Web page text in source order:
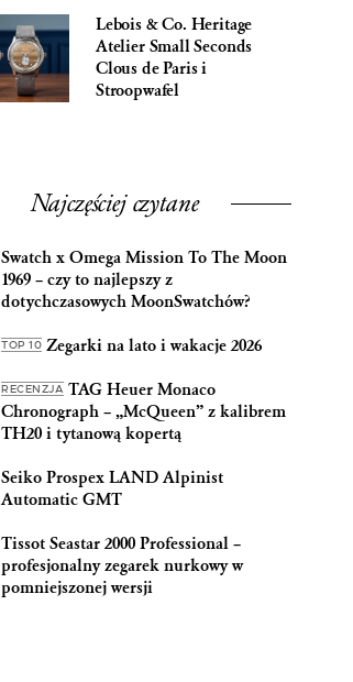
Lebois & Co. Heritage
Atelier Small Seconds
Clous de Paris i
Stroopwafel
Najczęściej czytane
Swatch x Omega Mission To The Moon
1969 – czy to najlepszy z
dotychczasowych MoonSwatchów?
TOP 10 Zegarki na lato i wakacje 2026
RECENZJA TAG Heuer Monaco
Chronograph – „McQueen” z kalibrem
TH20 i tytanową kopertą
Seiko Prospex LAND Alpinist
Automatic GMT
Tissot Seastar 2000 Professional –
profesjonalny zegarek nurkowy w
pomniejszonej wersji